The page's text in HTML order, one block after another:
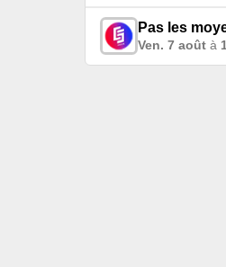
Pas les
Ven. 7 août à